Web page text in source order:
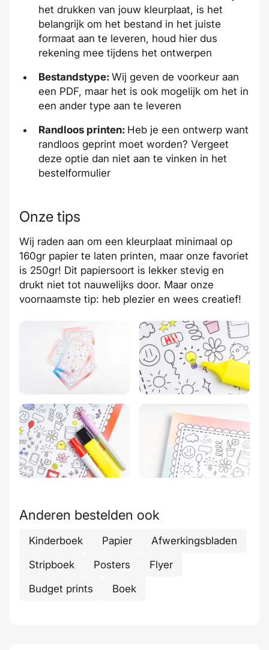
het drukken van jouw kleurplaat, is het
belangrijk om het bestand in het juiste
formaat aan te leveren, houd hier dus
rekening mee tijdens het ontwerpen
Bestandstype: Wij geven de voorkeur aan
een PDF, maar het is ook mogelijk om het in
een ander type aan te leveren
Randloos printen: Heb je een ontwerp want
randloos geprint moet worden? Vergeet
deze optie dan niet aan te vinken in het
bestelformulier
Onze tips
Wij raden aan om een kleurplaat minimaal op
160gr papier te laten printen, maar onze favoriet
is 250gr! Dit papiersoort is lekker stevig en
drukt niet tot nauwelijks door. Maar onze
voornaamste tip: heb plezier en wees creatief!
Anderen bestelden ook
Kinderboek Papier
Afwerkingsbladen
Stripboek
Posters
Flyer
Budget prints
Boek